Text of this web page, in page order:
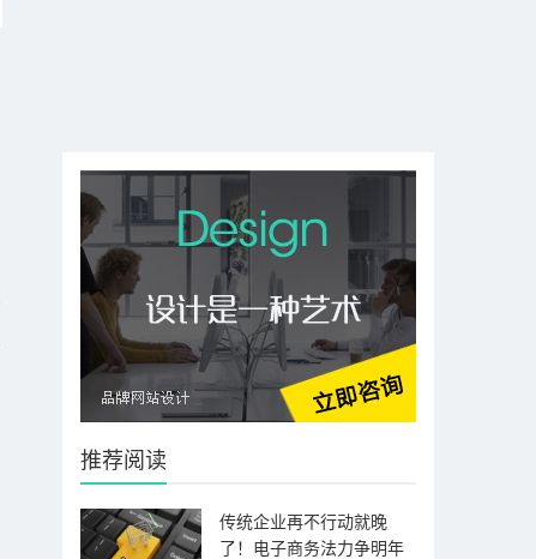
推荐阅读
传统企业再不行动就晚
了！电子商务法力争明年